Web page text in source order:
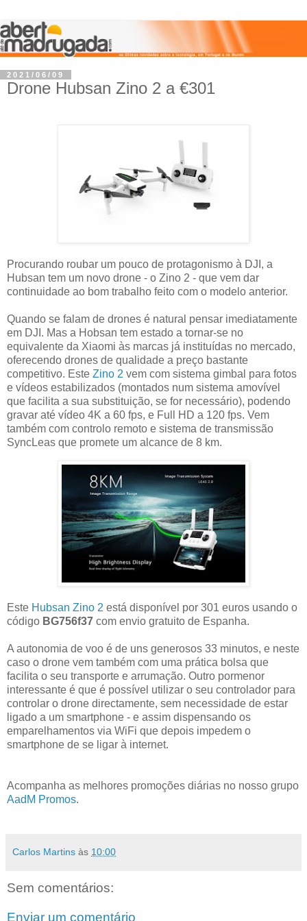
2021/06/09
Drone Hubsan Zino 2 a €301
Procurando roubar um pouco de protagonismo à DJI, a
Hubsan tem um novo drone - o Zino 2 - que vem dar
continuidade ao bom trabalho feito com o modelo anterior.
Quando se falam de drones é natural pensar imediatamente
em DJI. Mas a Hobsan tem estado a tornar-se no
equivalente da Xiaomi às marcas já instituídas no mercado,
oferecendo drones de qualidade a preço bastante
competitivo. Este Zino 2 vem com sistema gimbal para fotos
e vídeos estabilizados (montados num sistema amovível
que facilita a sua substituição, se for necessário), podendo
gravar até vídeo 4K a 60 fps, e Full HD a 120 fps. Vem
também com controlo remoto e sistema de transmissão
SyncLeas que promete um alcance de 8 km.
Este Hubsan Zino 2 está disponível por 301 euros usando o
código BG756f37 com envio gratuito de Espanha.
A autonomia de voo é de uns generosos 33 minutos, e neste
caso o drone vem também com uma prática bolsa que
facilita o seu transporte e arrumação. Outro pormenor
interessante é que é possível utilizar o seu controlador para
controlar o drone directamente, sem necessidade de estar
ligado a um smartphone - e assim dispensando os
emparelhamentos via WiFi que depois impedem o
smartphone de se ligar à internet.
Acompanha as melhores promoções diárias no nosso grupo
AadM Promos.
Carlos Martins às 10:00
Sem comentários:
Enviar um comentário